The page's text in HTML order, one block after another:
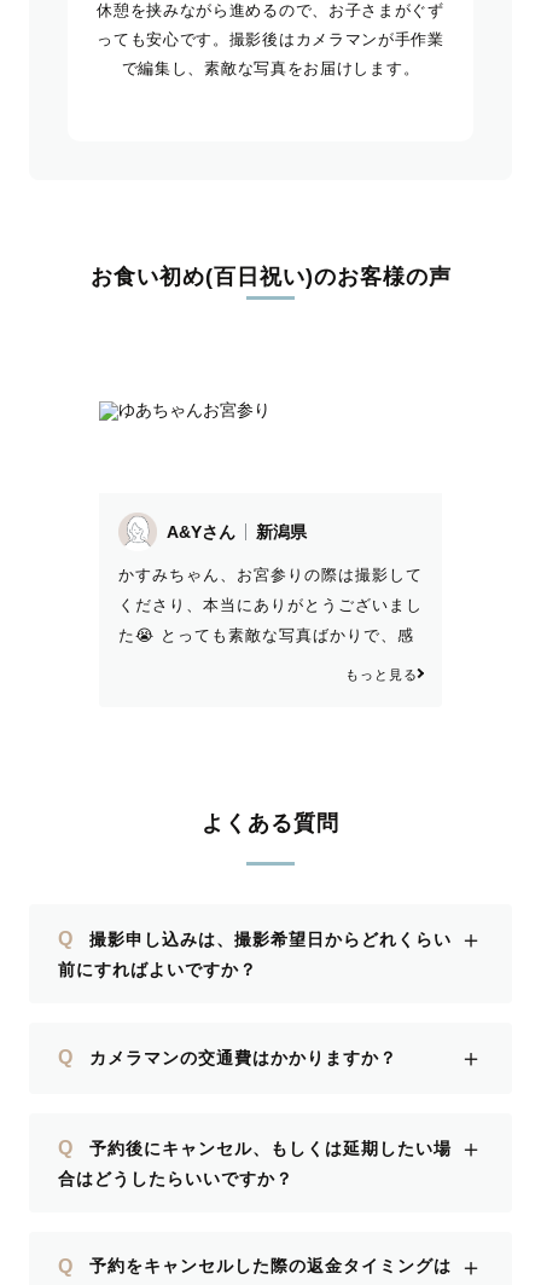
休憩を挟みながら進めるので、お子さまがぐず
っても安心です。撮影後はカメラマンが手作業
で編集し、素敵な写真をお届けします。
お食い初め(百日祝い)のお客様の声
A&Yさん 新潟県
かすみちゃん、お宮参りの際は撮影して
くださり、本当にありがとうございまし
た😭 とっても素敵な写真ばかりで、感
動しました🥺💕 家族も大喜びで、写真
いただけて本当に良かったです💗 あり
もっと見る
よくある質問
Q
撮影申し込みは、撮影希望日からどれくらい
前にすればよいですか？
＋
Q カメラマンの交通費はかかりますか？ ＋
Q
予約後にキャンセル、もしくは延期したい場
合はどうしたらいいですか？
＋
Q
予約をキャンセルした際の返金タイミングは
＋